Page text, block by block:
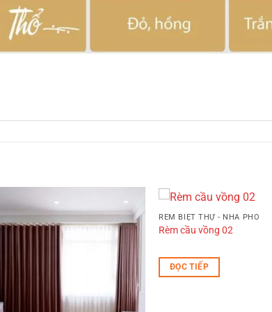
RÈM BIỆT THỰ - NHÀ PHỐ
Rèm cầu vồng 02
ĐỌC TIẾP